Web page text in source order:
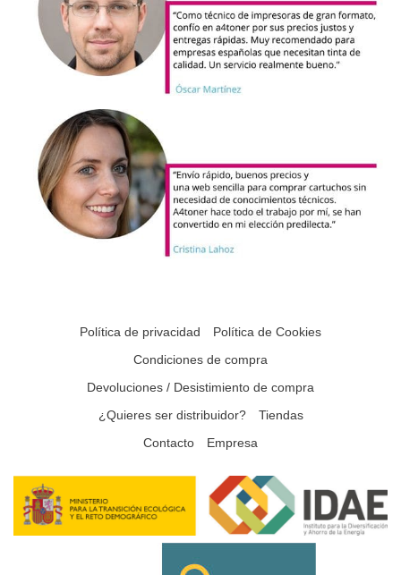
Política de privacidad
Política de Cookies
Condiciones de compra
Devoluciones / Desistimiento de compra
¿Quieres ser distribuidor?
Tiendas
Contacto
Empresa